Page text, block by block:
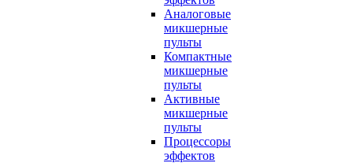
Аналоговые
микшерные
пульты
Компактные
микшерные
пульты
Активные
микшерные
пульты
Процессоры
эффектов